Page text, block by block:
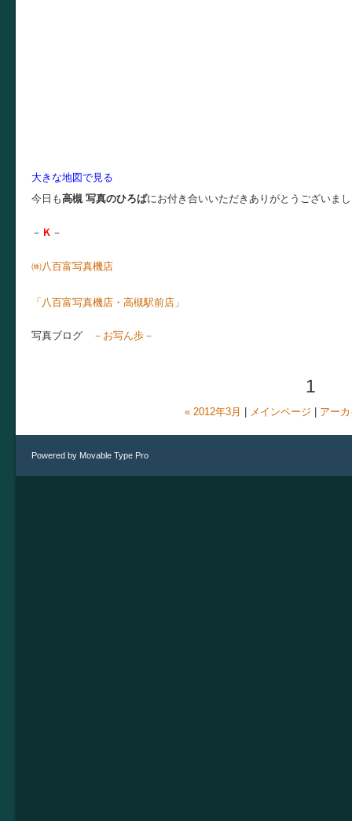
大きな地図で見る
今日も高槻 写真のひろばにお付き合いいただきありがとうございま
－ Ｋ －
㈱八百富写真機店
「八百富写真機店・高槻駅前店」
写真ブログ －お写ん歩－
1
« 2012年3月 | メインページ | アー
Powered by Movable Type Pro